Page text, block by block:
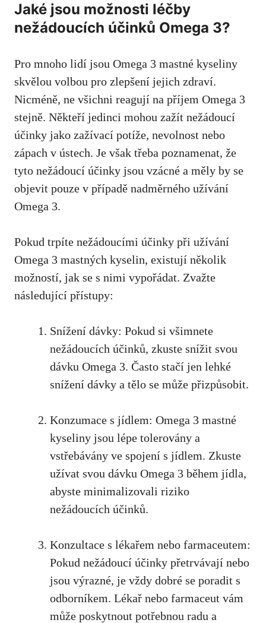
Jaké jsou možnosti‌ léčby
nežádoucích účinků Omega 3?
Pro mnoho‌ lidí jsou Omega 3 ⁢mastné kyseliny
‌skvělou ⁤volbou pro zlepšení jejich ​zdraví.
Nicméně, ne všichni reagují na příjem Omega 3‌
stejně. Někteří jedinci mohou ‌zažít​ nežádoucí
účinky‍ jako⁣ zažívací potíže, nevolnost nebo
‌zápach v ústech. ​Je‌ však třeba‌ poznamenat, že
tyto nežádoucí účinky‌ jsou vzácné a měly⁤ by se
objevit ​pouze ⁢v‌ případě nadměrného užívání⁣
Omega 3.
Pokud trpíte nežádoucími ⁣účinky při ‌užívání
Omega ‌3 mastných kyselin, existují několik
možností, jak se s nimi vypořádat. Zvažte
‍následující přístupy:
Snížení dávky: Pokud si‍ všimnete
⁤nežádoucích‌ účinků, zkuste snížit‌ svou
dávku⁣ Omega 3. ⁢Často stačí jen lehké
snížení dávky ⁢a‌ tělo⁤ se může ‍přizpůsobit.
Konzumace s jídlem: Omega ⁢3 mastné
kyseliny ​jsou lépe tolerovány a
⁤vstřebávány ve spojení ‌s ⁣jídlem.​ Zkuste
⁣užívat svou ⁣dávku‌ Omega 3⁢ během jídla,‌
abyste minimalizovali riziko
nežádoucích účinků.
Konzultace s lékařem nebo ‌farmaceutem:⁢
Pokud ⁢nežádoucí⁢ účinky přetrvávají nebo
jsou výrazné, je ​vždy dobré ⁣se poradit s‌
odborníkem. Lékař nebo farmaceut vám
může poskytnout potřebnou‌ radu a